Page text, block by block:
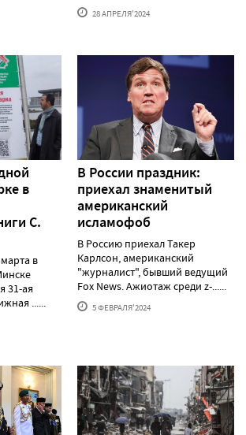
28 АПРЕЛЯ'2024
в
С.
в
31-ая
......
В России праздник:
приехал знаменитый
американский
исламофоб
В Россию приехал Такер
Карлсон, американский
"журналист", бывший ведущий
Fox News. Ажиотаж среди z-......
5 ФЕВРАЛЯ'2024